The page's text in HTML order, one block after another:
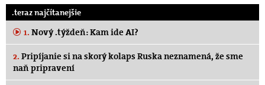
.teraz najčítanejšie
1. Nový .týždeň: Kam ide AI?
2. Pripíjanie si na skorý kolaps Ruska neznamená, že sme
naň pripravení